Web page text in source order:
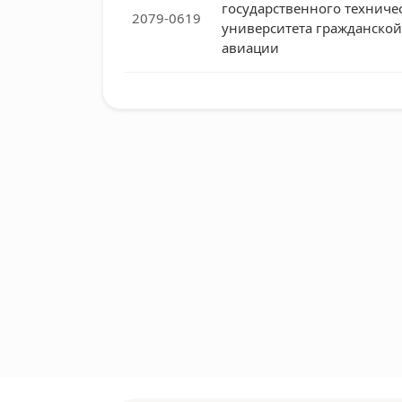
2079-0619
государственного
университета гражданской
авиации